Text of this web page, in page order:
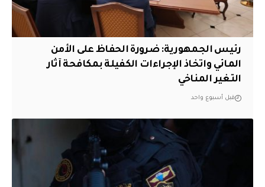
رئيس الجمهورية: ضرورة الحفاظ على الأمن
المائي واتخاذ الإجراءات الكفيلة بمكافحة آثار
التغير المناخي
قبل أسبوع واحد